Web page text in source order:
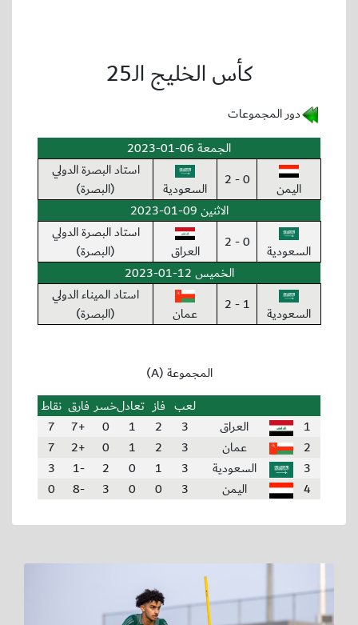
كأس الخليج الـ25
دور المجموعات
الجمعة 06-01-2023
اليمن
0 - 2 السعودية
استاد البصرة الدولي
(البصرة)
الاثنين 09-01-2023
السعودية
0 - 2 العراق
استاد البصرة الدولي
(البصرة)
الخميس 12-01-2023
السعودية
1 - 2 عمان
استاد الميناء الدولي
(البصرة)
المجموعة (A)
لعب فاز تعادلخسر فارق نقاط
1
العراق 3
2
1
0
+7
7
2
عمان 3
2
1
0
+2
7
3
السعودية 3
1
0
2
-1
3
4
اليمن 3
0
0
3
-8
0